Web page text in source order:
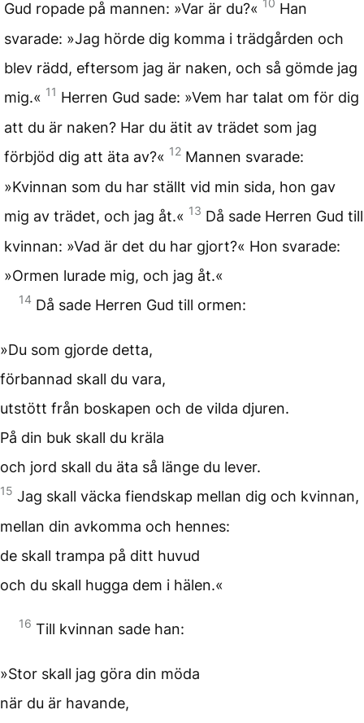
Gud ropade på mannen: »Var är du?«
Han
svarade: »Jag hörde dig komma i trädgården och
blev rädd, eftersom jag är naken, och så gömde jag
mig.« 11 Herren Gud sade: »Vem har talat om för dig
att du är naken? Har du ätit av trädet som jag
förbjöd dig att äta av?« 12 Mannen svarade:
»Kvinnan som du har ställt vid min sida, hon gav
mig av trädet, och jag åt.« 13 Då sade Herren Gud till
kvinnan: »Vad är det du har gjort?« Hon svarade:
»Ormen lurade mig, och jag åt.«
14 Då sade Herren Gud till ormen:
»Du som gjorde detta,
förbannad skall du vara,
utstött från boskapen och de vilda djuren.
På din buk skall du kräla
och jord skall du äta så länge du lever.
15 Jag skall väcka fiendskap mellan dig och kvinnan,
mellan din avkomma och hennes:
de skall trampa på ditt huvud
och du skall hugga dem i hälen.«
16 Till kvinnan sade han:
»Stor skall jag göra din möda
när du är havande,